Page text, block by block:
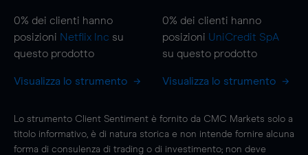
0% dei clienti hanno
posizioni Netflix Inc su
questo prodotto
Visualizza lo strumento
0% dei clienti hanno
posizioni UniCredit SpA
su questo prodotto
Visualizza lo strumento
Lo strumento Client Sentiment è fornito da CMC Markets solo a
titolo informativo, è di natura storica e non intende fornire alcuna
forma di consulenza di trading o di investimento; non deve